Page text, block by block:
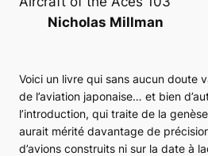
Nicholas Millman
Voici un livre qui sans aucun doute
de l’aviation japonaise… et bien
l’introduction, qui traite de la
aurait mérité davantage de
d’avions construits ni sur la date à